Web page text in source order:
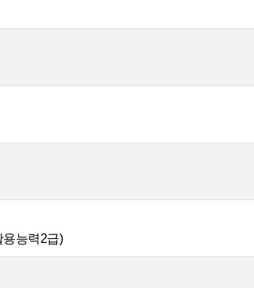
능력2급)